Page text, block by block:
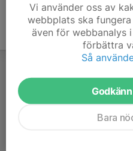
Vi använder oss av
webbplats ska
även för webbanalys
förbättra
Så
Bara